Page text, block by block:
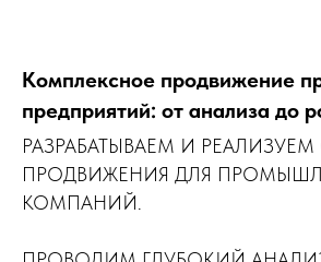
Комплексное продвижение
предприятий: от анализа до
РАЗРАБАТЫВАЕМ И РЕАЛИЗУЕМ
ПРОДВИЖЕНИЯ ДЛЯ
КОМПАНИЙ.